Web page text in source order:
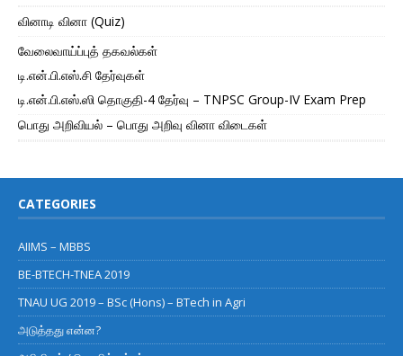
வினாடி வினா (Quiz)
வேலைவாய்ப்புத் தகவல்கள்
டி.என்.பி.எஸ்.சி தேர்வுகள்
டி.என்.பி.எஸ்.ஸி தொகுதி-4 தேர்வு – TNPSC Group-IV Exam Prep
பொது அறிவியல் – பொது அறிவு வினா விடைகள்
CATEGORIES
AIIMS – MBBS
BE-BTECH-TNEA 2019
TNAU UG 2019 – BSc (Hons) – BTech in Agri
அடுத்தது என்ன?